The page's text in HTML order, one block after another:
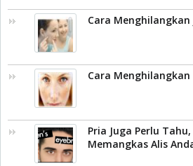
Cara Menghilangkan
Cara Menghilangkan
Pria Juga Perlu
Memangkas Alis